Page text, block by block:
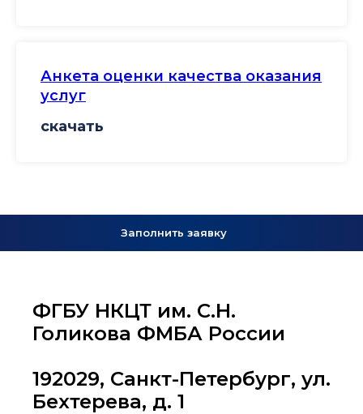
Анкета оценки качества оказания
услуг
скачать
Заполнить заявку
ФГБУ НКЦТ им. С.Н.
Голикова ФМБА России
192029, Санкт-Петербург, ул.
Бехтерева, д. 1